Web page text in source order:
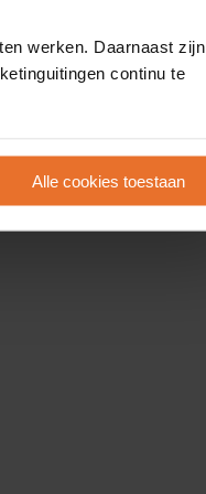
werken. Daarnaast zijn
continu te
Alle cookies toestaan